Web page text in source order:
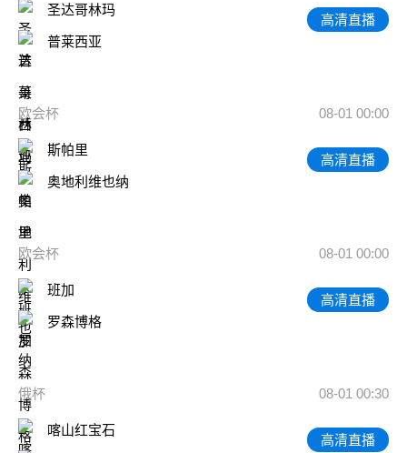
圣达哥林玛
普莱西亚
高清直播
欧会杯 08-01 00:00
斯帕里
奥地利维也纳
高清直播
欧会杯 08-01 00:00
班加
罗森博格
高清直播
俄杯 08-01 00:30
喀山红宝石
高清直播